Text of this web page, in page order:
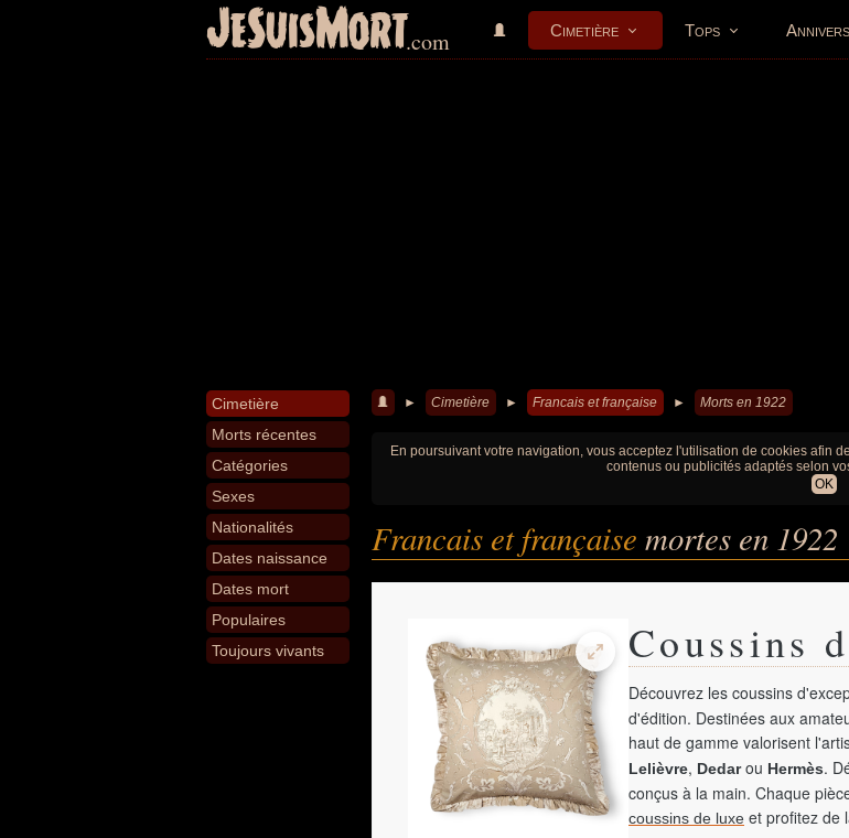
JeSuisMort.com Cimetière Tops
Cimetière
Morts récentes
Catégories
Sexes
Nationalités
Dates naissance
Dates mort
Populaires
Toujours vivants
► Cimetière ► Francais et française ► Morts en 1922
En poursuivant votre navigation, vous acceptez l'utilisation de cookies afin
contenus ou publicités adaptés selon
OK
Francais et française mortes en 1922
Coussins
Découvrez les coussins
d'édition. Destinées aux
haut de gamme valorisent
Lelièvre, Dedarou Hermès.
conçus à la main. Chaque
coussins de luxe et profitez de